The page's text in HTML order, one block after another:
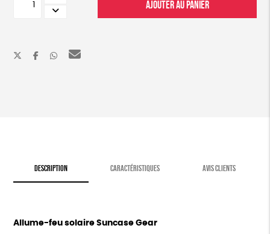
AJOUTER AU PANIER
DESCRIPTION CARACTÉRISTIQUES AVIS CLIENTS
Allume-feu solaire Suncase Gear